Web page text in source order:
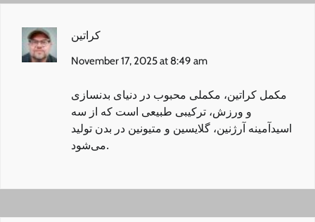
کراتین
November 17, 2025 at 8:49 am
مکمل کراتین، مکملی محبوب در دنیای بدنسازی
و ورزش، ترکیبی طبیعی است که از سه
اسیدآمینه آرژنین، گلایسین و متیونین در بدن تولید
می‌شود.